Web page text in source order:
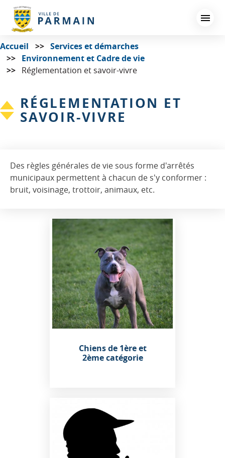
principal
Accueil
Services et démarches
Environnement et Cadre de vie
Réglementation et savoir-vivre
RÉGLEMENTATION ET
SAVOIR-VIVRE
Des règles générales de vie sous forme d'arrêtés
municipaux permettent à chacun de s'y conformer :
bruit, voisinage, trottoir, animaux, etc.
Chiens de 1ère et
2ème catégorie